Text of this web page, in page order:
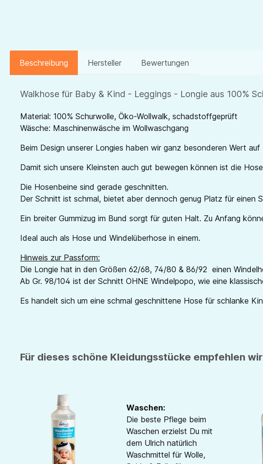
Beschreibung Hersteller Bewertungen
Walkhose für Baby & Kind - Leggings - Longie aus 100%
Material: 100% Schurwolle, Öko-Wollwalk, schadstoffgeprüft
Wäsche: Maschinenwäsche im Wollwaschgang
Beim Design unserer Longies haben wir ganz besonderen Wert
Damit sich unsere Kleinsten auch gut bewegen können ist die
Die Hosenbeine sind gerade geschnitten.
Der Schnitt ist schmal, bietet aber dennoch genug Platz für einen
Ein breiter Gummizug im Bund sorgt für guten Halt. Zu Anfang
Ideal auch als Hose und Windelüberhose in einem.
Hinweis zur Passform:
Die Longie hat in den Größen 62/68, 74/80 & 86/92 einen
Ab Gr. 98/104 ist der Schnitt OHNE Windelpopo, wie eine
Es handelt sich um eine schmal geschnittene Hose für schlanke
Für dieses schöne Kleidungsstücke empfehlen
Waschen:
Die beste Pflege beim
Waschen erzielst Du mit
dem Ulrich natürlich
Waschmittel für Wolle,